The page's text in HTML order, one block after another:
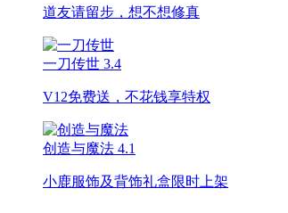
道友请留步，想不想修真
一刀传世 3.4
V12免费送，不花钱享特权
创造与魔法 4.1
小鹿服饰及背饰礼盒限时上架